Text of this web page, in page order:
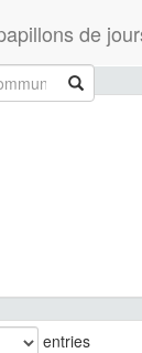
de
entries